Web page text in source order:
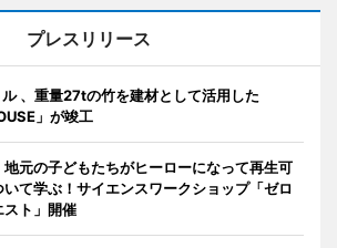
プレスリリース
、重量27tの竹を建材として活用した
」が竣工
地元の子どもたちがヒーローになって再生可
て学ぶ！サイエンスワークショップ「ゼロ
スト」開催